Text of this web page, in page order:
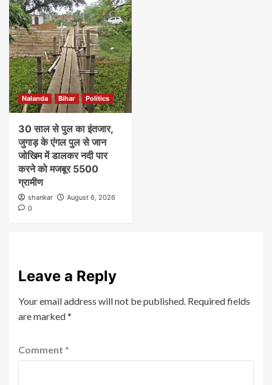
Nalanda Bihar Politics
30 साल से पुल का इंतजार,
जुगाड़ के एंगल पुल से जान
जोखिम में डालकर नदी पार
करने को मजबूर 5500
ग्रामीण
shankar
August 6, 2026
0
Leave a Reply
Your email address will not be published. Required fields
are marked*
Comment *